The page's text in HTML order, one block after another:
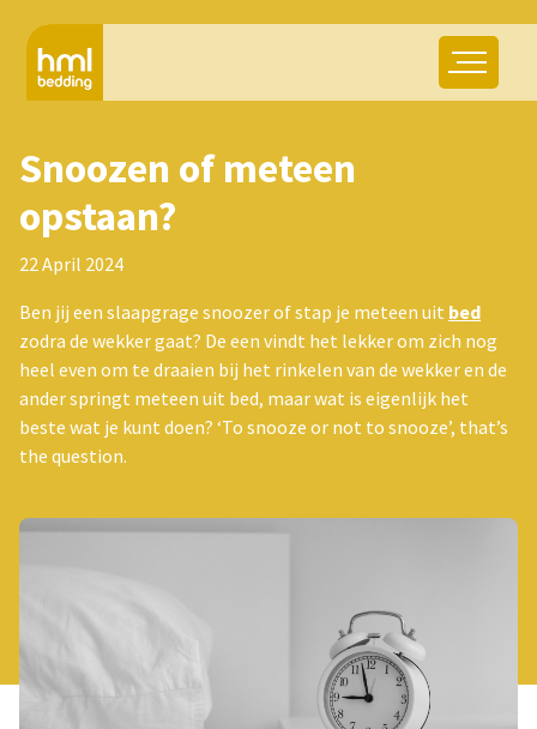
Snoozen of meteen
opstaan?
22 April 2024
Ben jij een slaapgrage snoozer of stap je meteen uit bed
zodra de wekker gaat? De een vindt het lekker om zich nog
heel even om te draaien bij het rinkelen van de wekker en de
ander springt meteen uit bed, maar wat is eigenlijk het
beste wat je kunt doen? ‘To snooze or not to snooze’, that’s
the question.